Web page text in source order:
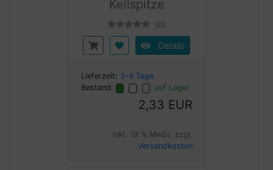
Keilspitze
(0)
Details
Lieferzeit: 3-4 Tage
Bestand:
auf Lager
2,33 EUR
inkl. 19 % MwSt. zzgl.
Versandkosten